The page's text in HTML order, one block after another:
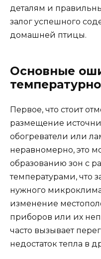
деталям и
залог успешного
домашней птицы.
Основные
Первое, что стоит
размещение
обогреватели или
неравномерно, это
образованию зон с
температурами, что
нужного
изменение
приборов или их
часто вызывает
недостаток тепла в